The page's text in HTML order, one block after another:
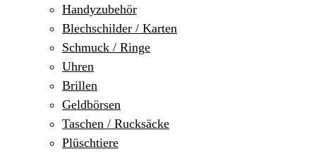
Handyzubehör
Blechschilder / Karten
Schmuck / Ringe
Uhren
Brillen
Geldbörsen
Taschen / Rucksäcke
Plüschtiere